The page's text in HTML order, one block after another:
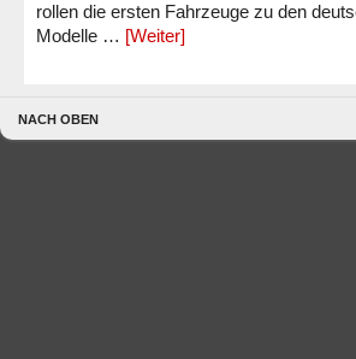
rollen die ersten Fahrzeuge zu den
Modelle … [Weiter]
NACH OBEN